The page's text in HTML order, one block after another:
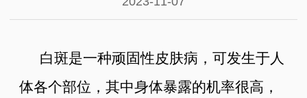
白斑是一种顽固性皮肤病，可发生于人
体各个部位，其中身体暴露的机率很高，